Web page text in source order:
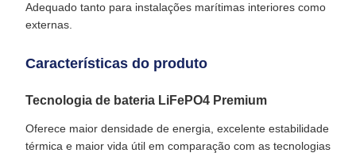
Adequado tanto para instalações marítimas interiores como
externas.
Características do produto
Tecnologia de bateria LiFePO4 Premium
Oferece maior densidade de energia, excelente estabilidade
térmica e maior vida útil em comparação com as tecnologias